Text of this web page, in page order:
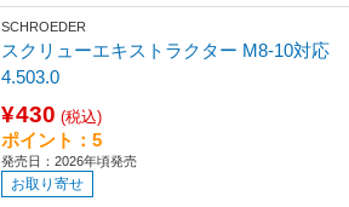
SCHROEDER
スクリューエキストラクター M8-10対応
4.503.0
¥430 (税込)
ポイント：5
発売日：2026年頃発売
お取り寄せ